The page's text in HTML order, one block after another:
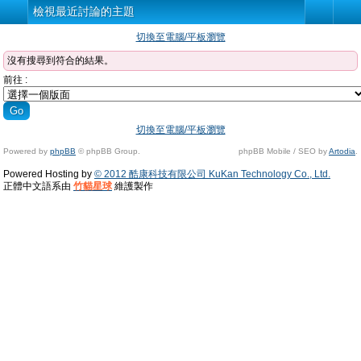
檢視最近討論的主題
切換至電腦/平板瀏覽
沒有搜尋到符合的結果。
前往 :
切換至電腦/平板瀏覽
Powered by phpBB © phpBB Group. phpBB Mobile / SEO byArtodia
Powered Hosting by © 2012 酷康科技有限公司 KuKan Technology Co., Ltd.
正體中文語系由 竹貓星球 維護製作